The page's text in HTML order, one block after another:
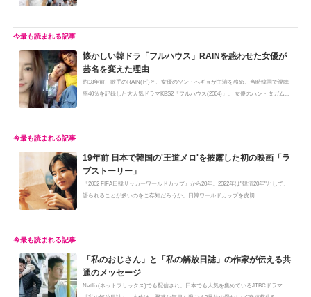
懐かしい韓ドラ「フルハウス」RAINを惑わせた女優が
芸名を変えた理由
約18年前、歌手のRAIN(ピ)と、女優のソン・へギョが主演を務め、当時韓国で視聴
率40％を記録した大人気ドラマKBS2『フルハウス(2004)』。 女優のハン・タガム...
19年前 日本で韓国の'王道メロ'を披露した初の映画「ラ
ブストーリー」
『2002 FIFA日韓サッカーワールドカップ』から20年。2022年は"韓流20年"として、
語られることが多いのをご存知だろうか。日韓ワールドカップを皮切...
「私のおじさん」と「私の解放日誌」の作家が伝える共
通のメッセージ
Netflix(ネットフリックス)でも配信され、日本でも人気を集めているJTBCドラマ